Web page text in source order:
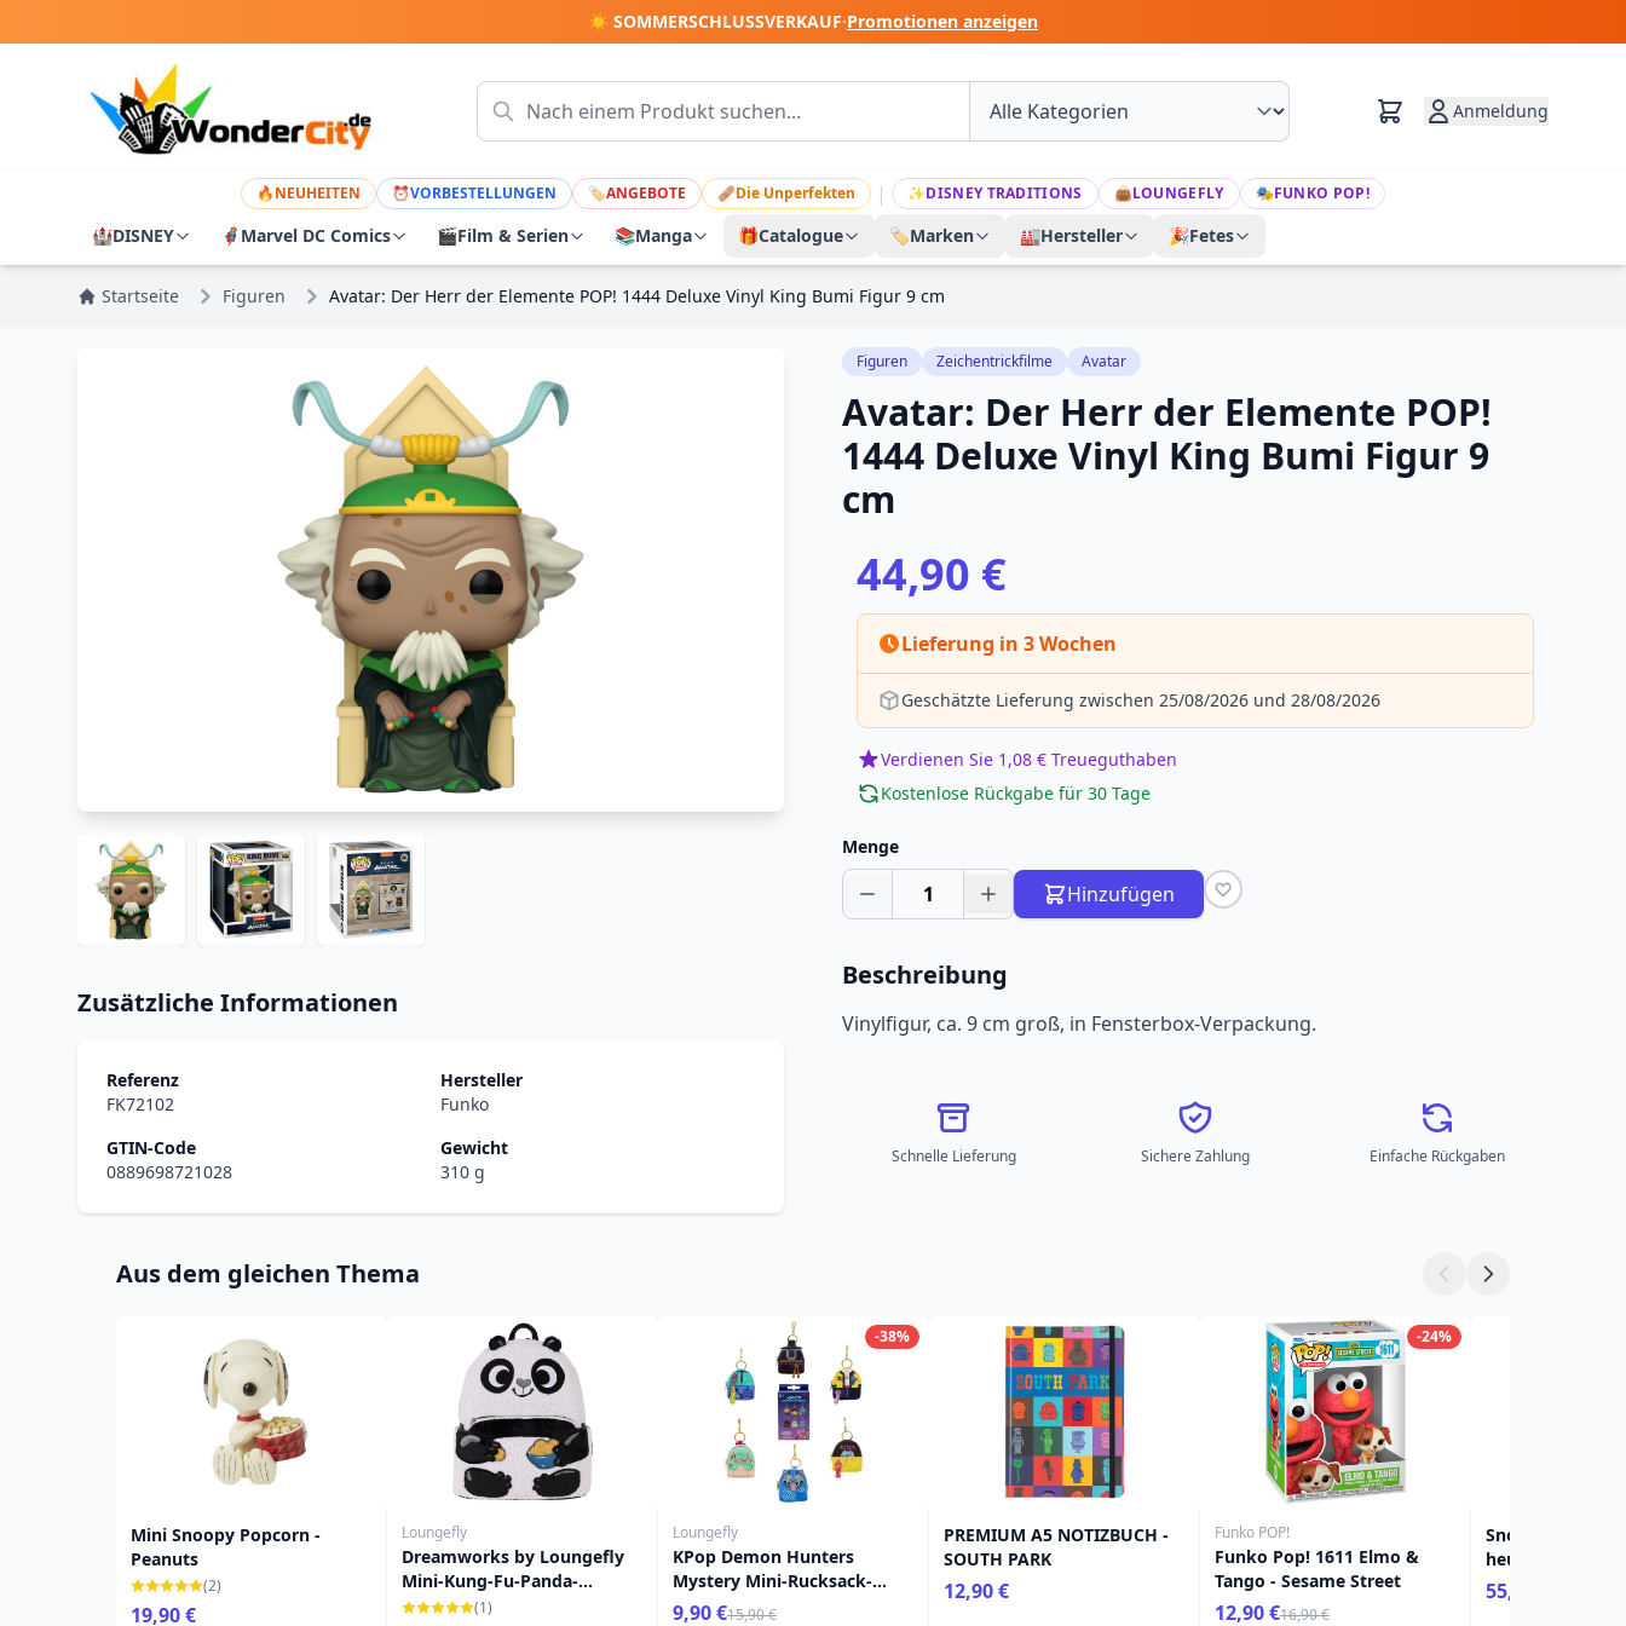
☀️ SOMMERSCHLUSSVERKAUF·Promotionen anzeigen
Anmeldung
🔥NEUHEITEN ⏰VORBESTELLUNGEN 🏷ANGEBOTE 🩹Die Unperfekten | ✨DISNEY TRADITIONS 👜LOUNGEFLY 🎭FUNKO POP!
🏰DISNEY 🦸 Marvel DC Comics 🎬Film & Serien 📚Manga 🎁Catalogue 🏷️Marken 🏭Hersteller 🎉Fetes
Startseite Figuren Avatar: Der Herr der Elemente POP! 1444 Deluxe Vinyl King Bumi Figur 9 cm
Zusätzliche Informationen
Referenz
FK72102
Hersteller
Funko
GTIN-Code
0889698721028
Gewicht
310 g
Figuren Zeichentrickfilme Avatar
Avatar: Der Herr der Elemente POP!
1444 Deluxe Vinyl King Bumi Figur 9
cm
44,90 €
Lieferung in 3 Wochen
Geschätzte Lieferung zwischen 25/08/2026 und 28/08/2026
Verdienen Sie 1,08 € Treueguthaben
Kostenlose Rückgabe für 30 Tage
Menge
1 Hinzufügen
Beschreibung
Vinylfigur, ca. 9 cm groß, in Fensterbox-Verpackung.
Schnelle Lieferung Sichere Zahlung Einfache Rückgaben
Aus dem gleichen Thema
Mini Snoopy Popcorn -
Peanuts
(2)
19,90 €
Loungefly
Dreamworks by Loungefly
Mini-Kung-Fu-Panda-
Rucksack(1)
-38%
Loungefly
KPop Demon Hunters
Mystery Mini-Rucksack-
Schlüsselanhänger -
9,90 €15,90 €
PREMIUM A5 NOTIZBUCH -
SOUTH PARK
12,90 €
-24%
Funko POP!
Funko Pop! 1611 Elmo &
Tango - Sesame Street
12,90 €16,90 €
Snoopy der
heutige Snoopy
55,90 €